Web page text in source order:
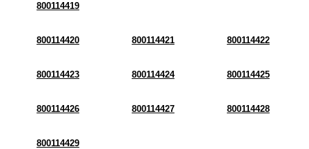
800114419
800114420 800114421 800114422
800114423 800114424 800114425
800114426 800114427 800114428
800114429